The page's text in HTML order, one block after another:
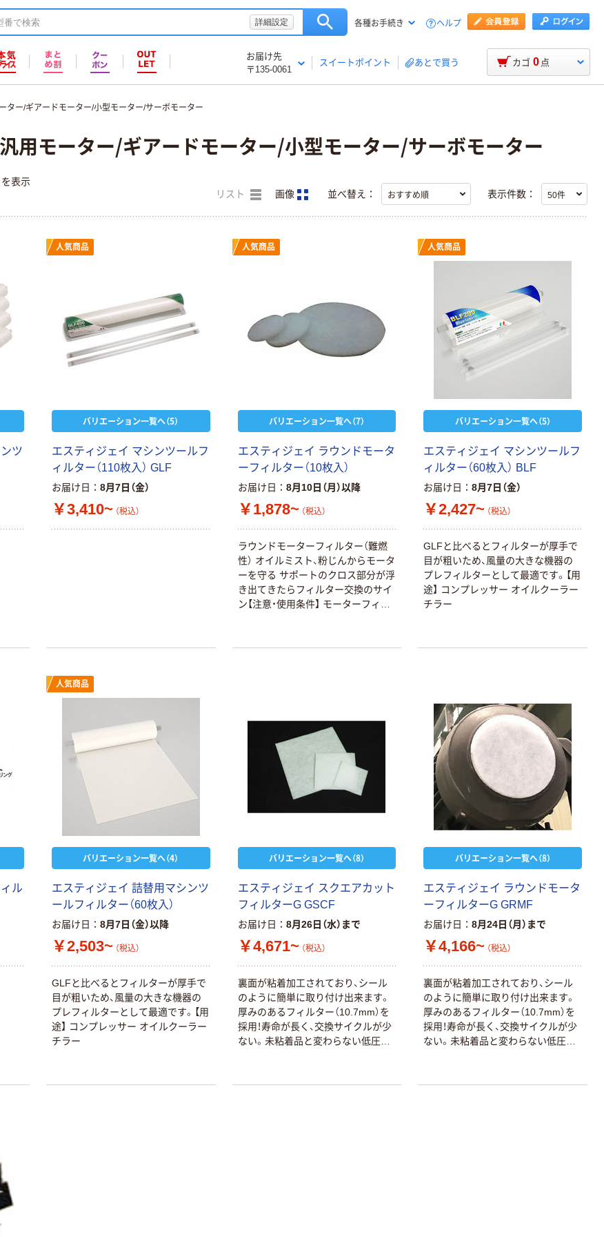
詳細設定 各種お手続き ヘルプ
お届け先
〒135-0061
スイートポイント あとで買う カゴ 0 点
ター/ギアードモーター/小型モーター/サーボモーター
用モーター/ギアードモーター/小型モーター/サーボモーター
表示
リスト 画像 並べ替え： 表示件数：
ツ
人気商品
バリエーション一覧へ（5）
エスティジェイ マシンツールフ
ィルター（110枚入） GLF
お届け日 8月7日（金）
￥3,410~ （税込）
人気商品
バリエーション一覧へ（7）
エスティジェイ ラウンドモータ
ーフィルター（10枚入）
お届け日 8月10日（月）以降
￥1,878~ （税込）
ラウンドモーターフィルター（難燃
性） オイルミスト、粉じんからモータ
ーを守る サポートのクロス部分が浮
き出てきたらフィルター交換のサイ
ン【注意・使用条件】 モーターフィル
人気商品
バリエーション一覧へ（5）
エスティジェイ マシンツールフ
ィルター（60枚入） BLF
お届け日 8月7日（金）
￥2,427~ （税込）
GLFと比べるとフィルターが厚手で
目が粗いため、風量の大きな機器の
プレフィルターとして最適です。【用
途】 コンプレッサー オイルクーラー
チラー
ル
人気商品
バリエーション一覧へ（4）
エスティジェイ 詰替用マシンツ
ールフィルター（60枚入）
お届け日 8月7日（金）以降
￥2,503~ （税込）
GLFと比べるとフィルターが厚手で
目が粗いため、風量の大きな機器の
プレフィルターとして最適です。【用
途】 コンプレッサー オイルクーラー
チラー
バリエーション一覧へ（8）
エスティジェイ スクエアカット
フィルターG GSCF
お届け日 8月26日（水）まで
￥4,671~ （税込）
裏面が粘着加工されており、シール
のように簡単に取り付け出来ます。
厚みのあるフィルター（10.7mm）を
採用！寿命が長く、交換サイクルが少
ない。未粘着品と変わらない低圧損
き取付けでもフィルターが落ちな
バリエーション一覧へ（8）
エスティジェイ ラウンドモータ
ーフィルターG GRMF
お届け日 8月24日（月）まで
￥4,166~ （税込）
裏面が粘着加工されており、シール
のように簡単に取り付け出来ます。
厚みのあるフィルター（10.7mm）を
採用！寿命が長く、交換サイクルが少
ない。未粘着品と変わらない低圧損
き取付けでもフィルターが落ちな
本気プライス
トイレットペー
パー シングル
120ｍ 再生紙
100% 6ロール
リサイクル100
芯あり FSC認
証
￥455~ （税込）
本気プライス
ォーター 500ml
キャップシール
付き／2Lラベル
レス 10本
￥1,037~
（税込）
中判 バージンパ
オリジナル
スズラン 酒精綿
G バルクタイプ
指定医薬部外品
￥140~ （税込）
モカ 200組 5個
アスクル オリジ
ナルティッシュ
PEFC認証
￥428~ （税込）
乾電池 単3
形 アルカリ乾
電池 北欧パッ
ケージ アスク
カラ 厚さ
0.22mm 布テー
プ
￥145~
コピー用紙 ア
スクル マルチ
ペーパー スーパ
ーホワイト+
￥149~
本気プライス
100％ 200枚
FSC認証 シング
ル 大王製紙共同
企画 オリジナル
￥149~ （税込）
本気プライス